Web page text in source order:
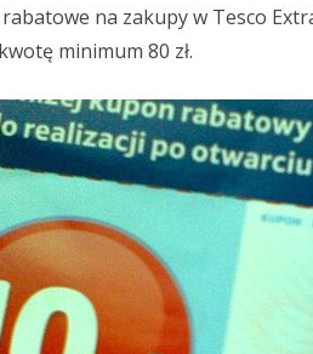
na zakupy w Tesco
minimum 80 zł.